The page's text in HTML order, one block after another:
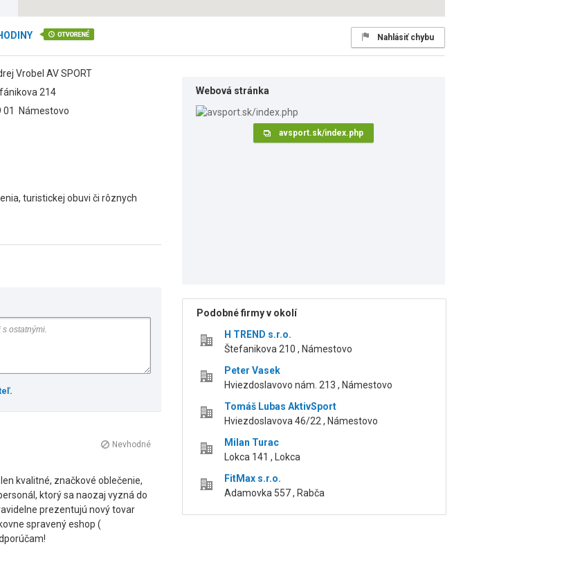
Nahlásiť chybu
Vrobel AV SPORT
214
01
Námestovo
turistickej obuvi či rôznych
.
Nevhodné
kvalitné, značkové oblečenie,
ktorý sa naozaj vyzná do
prezentujú nový tovar
spravený eshop (
Webová stránka
avsport.sk/index.php
Podobné firmy v okolí
H TREND s.r.o.
Štefanikova 210 , Námestovo
Peter Vasek
Hviezdoslavovo nám. 213 , Námestovo
Tomáš Lubas AktivSport
Hviezdoslavova 46/22 , Námestovo
Milan Turac
Lokca 141 , Lokca
FitMax s.r.o.
Adamovka 557 , Rabča